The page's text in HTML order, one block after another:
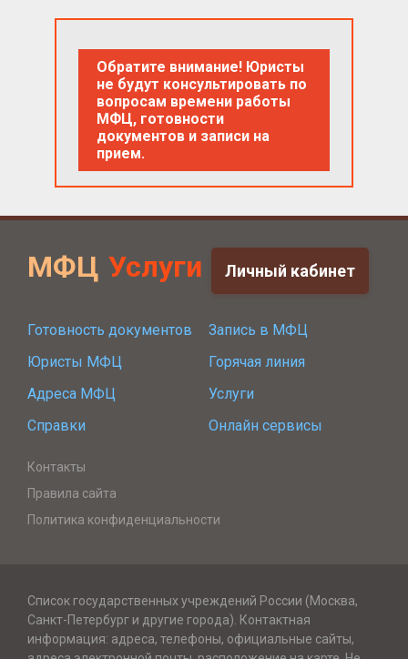
Обратите внимание! Юристы
не будут консультировать по
вопросам времени работы
МФЦ, готовности
документов и записи на
прием.
МФЦ Услуги Личный кабинет
Готовность документов
Запись в МФЦ
Юристы МФЦ
Горячая линия
Адреса МФЦ
Услуги
Справки
Онлайн сервисы
Контакты
Правила сайта
Политика конфиденциальности
Список государственных учреждений России (Москва,
Санкт-Петербург и другие города). Контактная
информация: адреса, телефоны, официальные сайты,